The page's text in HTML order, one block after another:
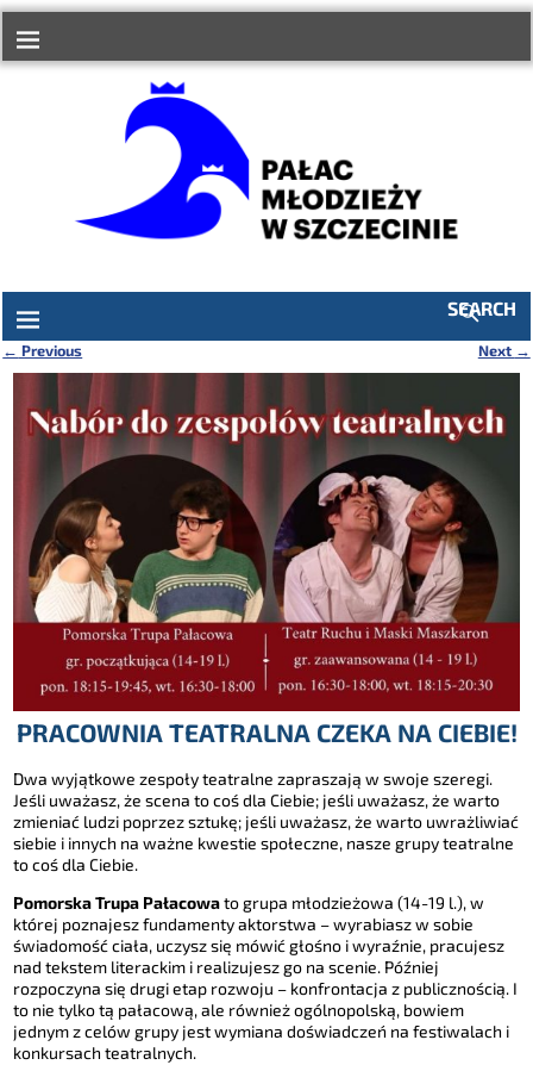
treści
SEARCH
Nawigacja
← Previous Next →
PRACOWNIA TEATRALNA CZEKA NA CIEBIE!
Dwa wyjątkowe zespoły teatralne zapraszają w swoje szeregi.
Jeśli uważasz, że scena to coś dla Ciebie; jeśli uważasz, że warto
zmieniać ludzi poprzez sztukę; jeśli uważasz, że warto uwrażliwiać
siebie i innych na ważne kwestie społeczne, nasze grupy teatralne
to coś dla Ciebie.
Pomorska Trupa Pałacowato grupa młodzieżowa (14-19 l.), w
której poznajesz fundamenty aktorstwa – wyrabiasz w sobie
świadomość ciała, uczysz się mówić głośno i wyraźnie, pracujesz
nad tekstem literackim i realizujesz go na scenie. Później
rozpoczyna się drugi etap rozwoju – konfrontacja z publicznością. I
to nie tylko tą pałacową, ale również ogólnopolską, bowiem
jednym z celów grupy jest wymiana doświadczeń na festiwalach i
konkursach teatralnych.